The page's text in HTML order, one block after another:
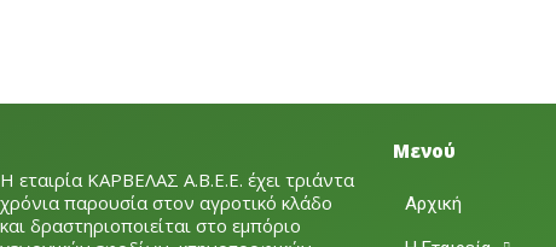
Η εταιρία ΚΑΡΒΕΛΑΣ Α.Β.Ε.Ε. έχει τριάντα
χρόνια παρουσία στον αγροτικό κλάδο
και δραστηριοποιείται στο εμπόριο
Μενού
Αρχική